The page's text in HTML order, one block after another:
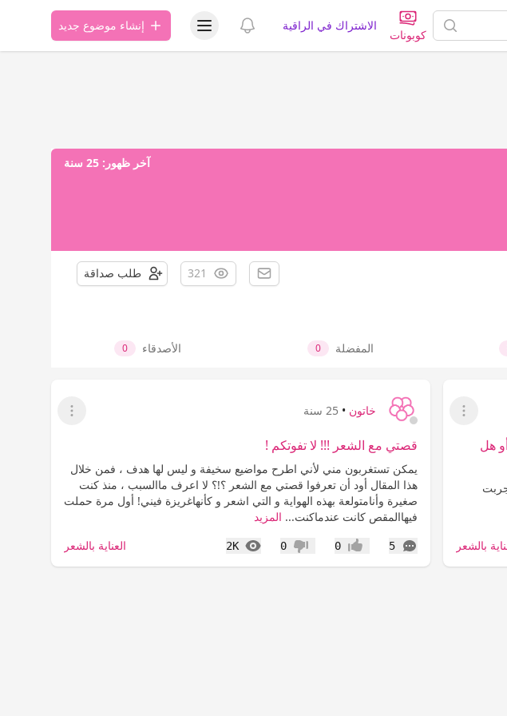
كوبونات
الاشتراك في الراقية عرض الإشعاراتعرض قائمة المستخدمإنشاء موضوع جديد
آخر ظهور: 25 سنة
321 طلب صداقة
المفضلة 0 الأصدقاء 0
عرض القائمة
هل
بالشعر
خاتون • 25 سنة
عرض القائمة
قصتي مع الشعر !!! لا تفوتكم !
يمكن تستغربون مني لأني اطرح مواضيع سخيفة و ليس لها هدف ، فمن خلال
هذا المقال أود أن تعرفوا قصتي مع الشعر ؟!؟ لا اعرف ماالسبب ، منذ كنت
صغيرة وأنامتولعة بهذه الهواية و التي اشعر و كأنهاغريزة فيني! أول مرة حملت
فيهاالمقص كانت عندماكنت... المزيد
5
التعليقات إعجاب0 عدم إعجاب
0
2K
المشاهدات العناية بالشعر